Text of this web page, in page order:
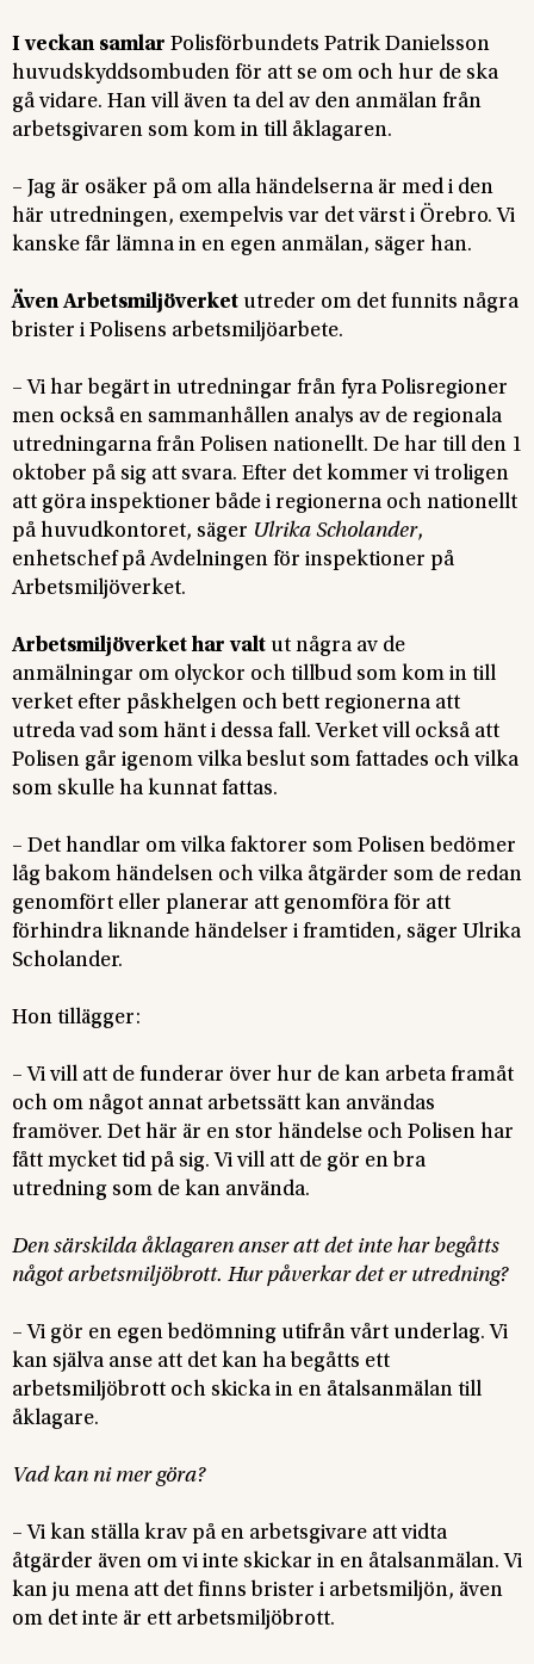
I veckan samlar Polisförbundets Patrik Danielsson
huvudskyddsombuden för att se om och hur de ska
gå vidare. Han vill även ta del av den anmälan från
arbetsgivaren som kom in till åklagaren.
– Jag är osäker på om alla händelserna är med i den
här utredningen, exempelvis var det värst i Örebro. Vi
kanske får lämna in en egen anmälan, säger han.
Även Arbetsmiljöverket utreder om det funnits några
brister i Polisens arbetsmiljöarbete.
– Vi har begärt in utredningar från fyra Polisregioner
men också en sammanhållen analys av de regionala
utredningarna från Polisen nationellt. De har till den 1
oktober på sig att svara. Efter det kommer vi troligen
att göra inspektioner både i regionerna och nationellt
på huvudkontoret, säger Ulrika Scholander,
enhetschef på Avdelningen för inspektioner på
Arbetsmiljöverket.
Arbetsmiljöverket har valt ut några av de
anmälningar om olyckor och tillbud som kom in till
verket efter påskhelgen och bett regionerna att
utreda vad som hänt i dessa fall. Verket vill också att
Polisen går igenom vilka beslut som fattades och vilka
som skulle ha kunnat fattas.
– Det handlar om vilka faktorer som Polisen bedömer
låg bakom händelsen och vilka åtgärder som de redan
genomfört eller planerar att genomföra för att
förhindra liknande händelser i framtiden, säger Ulrika
Scholander.
Hon tillägger:
– Vi vill att de funderar över hur de kan arbeta framåt
och om något annat arbetssätt kan användas
framöver. Det här är en stor händelse och Polisen har
fått mycket tid på sig. Vi vill att de gör en bra
utredning som de kan använda.
Den särskilda åklagaren anser att det inte har begåtts
något arbetsmiljöbrott. Hur påverkar det er utredning?
– Vi gör en egen bedömning utifrån vårt underlag. Vi
kan själva anse att det kan ha begåtts ett
arbetsmiljöbrott och skicka in en åtalsanmälan till
åklagare.
Vad kan ni mer göra?
– Vi kan ställa krav på en arbetsgivare att vidta
åtgärder även om vi inte skickar in en åtalsanmälan. Vi
kan ju mena att det finns brister i arbetsmiljön, även
om det inte är ett arbetsmiljöbrott.